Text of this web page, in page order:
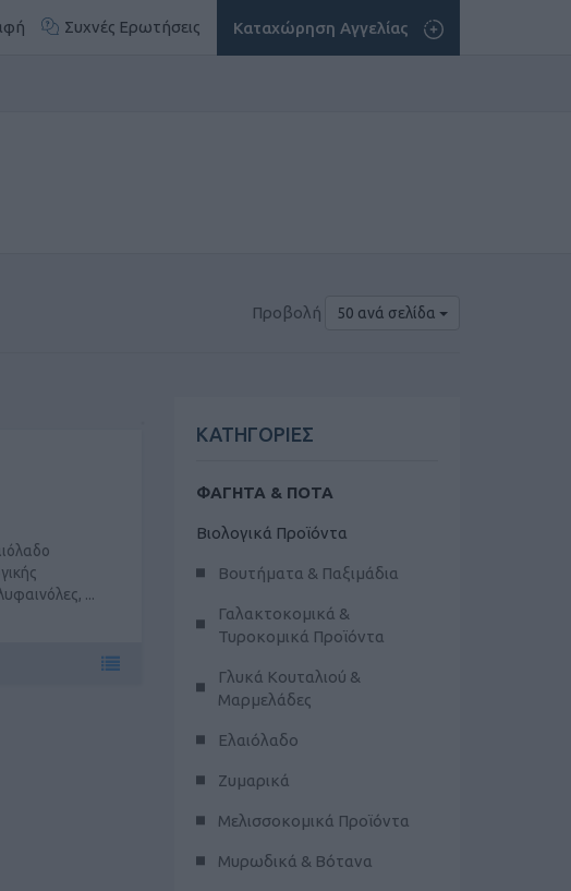
Συχνές Ερωτήσεις Καταχώρηση Αγγελίας
Προβολή 50 ανά σελίδα
...
ΚΑΤΗΓΟΡΙΕΣ
ΦΑΓΗΤΑ & ΠΟΤΑ
Βιολογικά Προϊόντα
Βουτήματα & Παξιμάδια
Γαλακτοκομικά &
Τυροκομικά Προϊόντα
Γλυκά Κουταλιού &
Μαρμελάδες
Ελαιόλαδο
Ζυμαρικά
Μελισσοκομικά Προϊόντα
Μυρωδικά & Βότανα